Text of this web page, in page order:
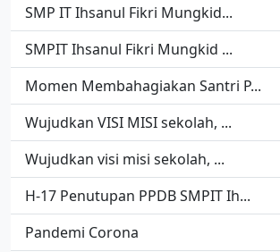
SMP IT Ihsanul Fikri Mungkid...
SMPIT Ihsanul Fikri Mungkid ...
Momen Membahagiakan Santri P...
Wujudkan VISI MISI sekolah, ...
Wujudkan visi misi sekolah, ...
H-17 Penutupan PPDB SMPIT Ih...
Pandemi Corona